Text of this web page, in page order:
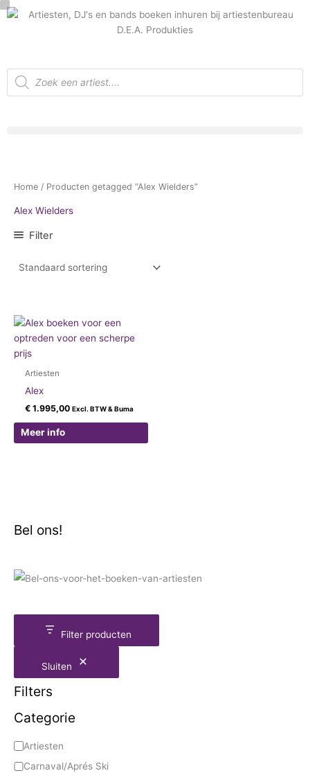
Ga
Producten
zoeken
Home / Producten getagged “Alex Wielders”
Alex Wielders
Filter
Artiesten
Alex
€ 1.995,00 Excl. BTW & Buma
Meer info
Bel ons!
Filter producten
Sluiten
Filters
Categorie
C
g
Artiesten
Carnaval/Aprés Ski